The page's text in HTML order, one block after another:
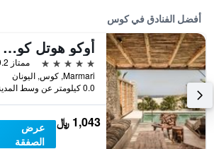
أفضل الفنادق في كوس
أوكو هوتل كوس - لبالغين فقط
5 نجوم
ممتاز 9.2
Marmari, كوس, اليونان
0.0 كيلومتر عن وسط المدينة
1,043 ﷼
عرض
الصفقة